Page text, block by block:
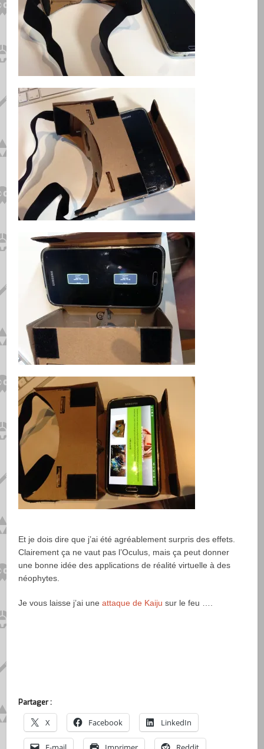
Et je dois dire que j’ai été agréablement surpris des effets.
Clairement ça ne vaut pas l’Oculus, mais ça peut donner
une bonne idée des applications de réalité virtuelle à des
néophytes.
Je vous laisse j’ai uneattaque de Kaiju sur le feu ….
Partager :
X Facebook LinkedIn